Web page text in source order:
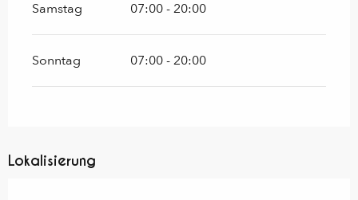
Samstag 07:00 - 20:00
Sonntag 07:00 - 20:00
Lokalisierung